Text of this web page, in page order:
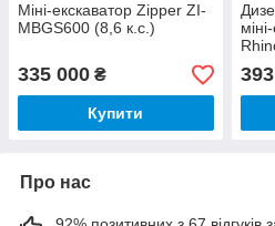
Міні-екскаватор Zipper ZI-
MBGS600 (8,6 к.с.)
335 000 ₴
Купити
Про нас